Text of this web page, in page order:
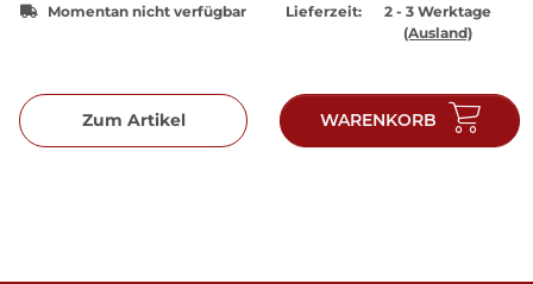
Momentan nicht verfügbar
Zum Artikel
Lieferzeit:
2 - 3 Werktage
(Ausland)
WARENKORB